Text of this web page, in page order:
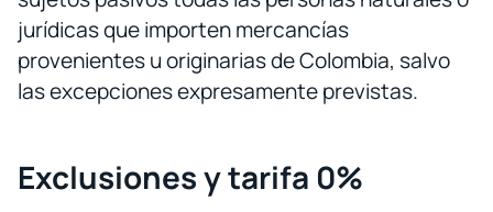
jurídicas que importen mercancías
provenientes u originarias de Colombia, salvo
las excepciones expresamente previstas.
Exclusiones y tarifa 0%